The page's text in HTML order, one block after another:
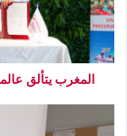
المغرب يتألق